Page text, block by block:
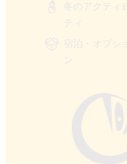
冬のアクティビ
ティ
宿泊・オプショ
ン